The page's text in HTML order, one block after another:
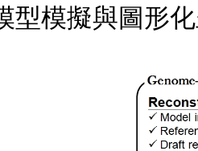
型模擬與圖形